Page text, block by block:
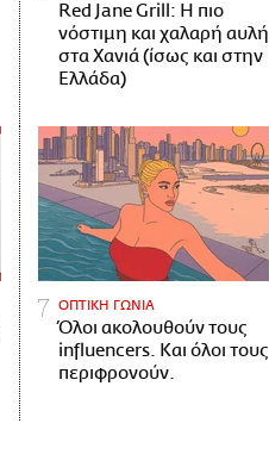
Red Jane Grill: Η πιο
νόστιμη και χαλαρή αυλή
στα Χανιά (ίσως και στην
Ελλάδα)
ΟΠΤΙΚΗ ΓΩΝΙΑ
Όλοι ακολουθούν τους
influencers. Και όλοι τους
περιφρονούν.